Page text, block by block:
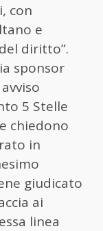
con
e
diritto”.
sponsor
5 Stelle
chiedono
in
giudicato
ai
linea